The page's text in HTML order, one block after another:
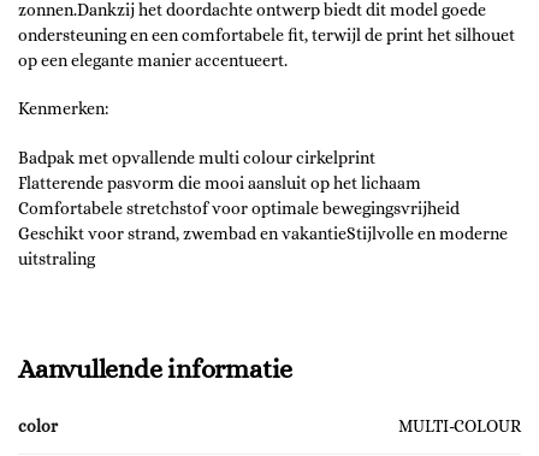
zonnen.Dankzij het doordachte ontwerp biedt dit model goede
ondersteuning en een comfortabele fit, terwijl de print het silhouet
op een elegante manier accentueert.
Kenmerken:
Badpak met opvallende multi colour cirkelprint
Flatterende pasvorm die mooi aansluit op het lichaam
Comfortabele stretchstof voor optimale bewegingsvrijheid
Geschikt voor strand, zwembad en vakantieStijlvolle en moderne
uitstraling
Aanvullende informatie
color MULTI-COLOUR